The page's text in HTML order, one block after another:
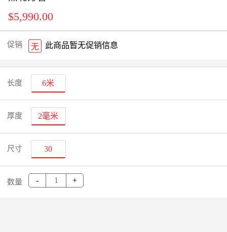
$5,990.00
促销 无 此商品暂无促销信息
长度 6米
厚度 2毫米
尺寸 30
数量 - +